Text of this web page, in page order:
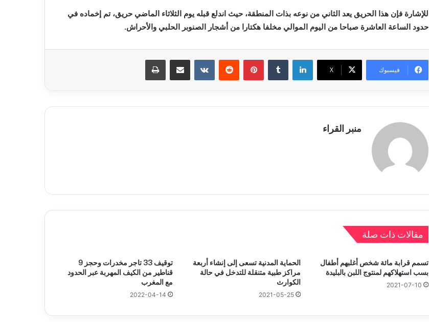
للإشارة فإن هذا الحريق يعد الثاني من نوعه بذات المنطقة، حيث اندلع قبله يوم الثلاثاء الماضي حريق، تم إخماده في
حدود الساعة العاشرة صباحا من اليوم الموالي مخلفا هكتارا من أشجار الصنوبر الحلبي والأحراش.
فيسبوك X
لينكدإن بينتيريست مشاركة عبر البريد
منبر القراء
مقالات ذات صلة
تسمم قرابة مائة شخص أغلبهم أطفال
بسب استهلاكهم لمنتوج اللبن بالبليدة
2021-07-10
الحماية المدنية تسعى إلى إنشاء أربعة
مراكز طبية متنقلة للتدخل في حالة
الكوارث
2021-05-25
توقيف 33 تاجر مخدرات وحجز 9
قناطير من الكيف المهربة عبر الحدود
مع المغرب
2022-04-14